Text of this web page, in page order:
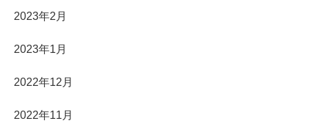
2023年2月
2023年1月
2022年12月
2022年11月